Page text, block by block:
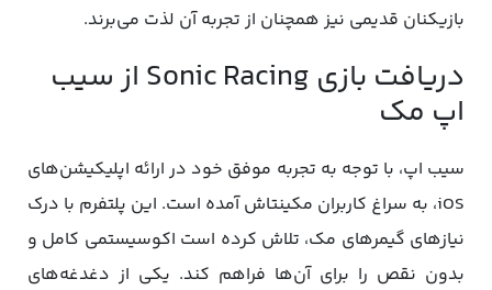
بازیکنان قدیمی نیز همچنان از تجربه آن لذت می‌برند.
دریافت بازی Sonic Racing از سیب
اپ مک
سیب اپ، با توجه به تجربه موفق خود در ارائه اپلیکیشن‌های
iOS، به سراغ کاربران مکینتاش آمده است. این پلتفرم با درک
نیازهای گیمرهای مک، تلاش کرده است اکوسیستمی کامل و
بدون نقص را برای آن‌ها فراهم کند. یکی از دغدغه‌های